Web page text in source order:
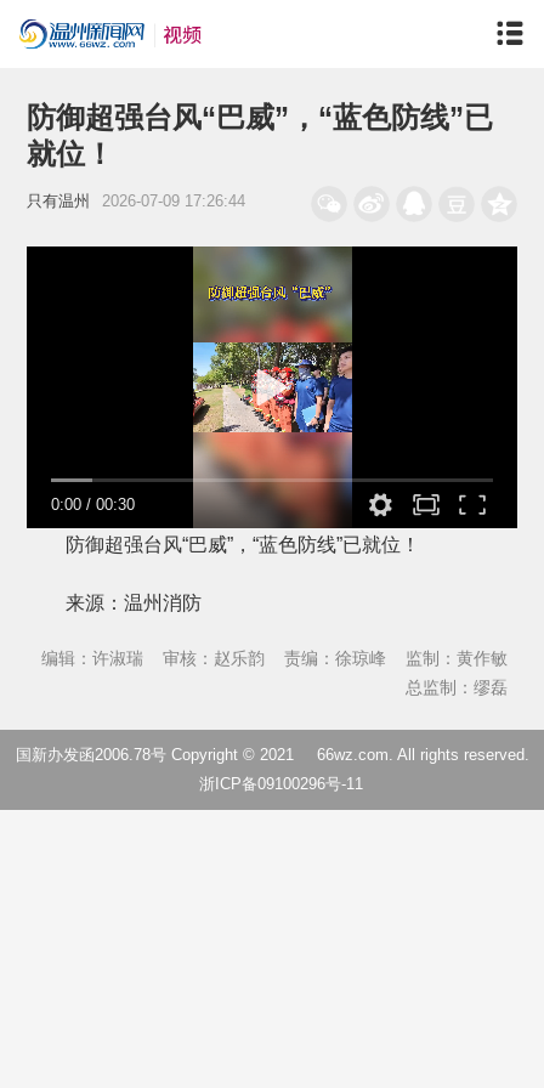
防御超强台风“巴威”，“蓝色防线”已
就位！
只有温州 2026-07-09 17:26:44
0:00 /00:30
防御超强台风“巴威”，“蓝色防线”已就位！
来源：温州消防
编辑：许淑瑞 审核：赵乐韵 责编：徐琼峰
监制：黄作敏
总监制：缪磊
国新办发函2006.78号 Copyright © 2021 66wz.com. All rights reserved.
浙ICP备09100296号-11